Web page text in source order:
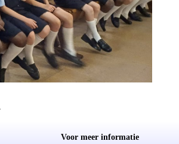
Voor meer informatie